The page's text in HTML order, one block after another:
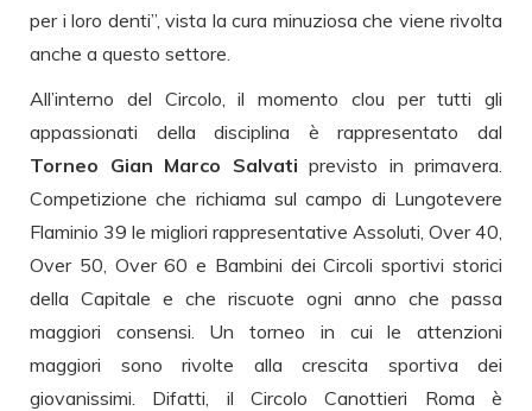
per i loro denti”, vista la cura minuziosa che viene rivolta
anche a questo settore.
All’interno del Circolo, il momento clou per tutti gli
appassionati della disciplina è rappresentato dal
Torneo Gian Marco Salvati previsto in primavera.
Competizione che richiama sul campo di Lungotevere
Flaminio 39 le migliori rappresentative Assoluti, Over 40,
Over 50, Over 60 e Bambini dei Circoli sportivi storici
della Capitale e che riscuote ogni anno che passa
maggiori consensi. Un torneo in cui le attenzioni
maggiori sono rivolte alla crescita sportiva dei
giovanissimi. Difatti, il Circolo Canottieri Roma è